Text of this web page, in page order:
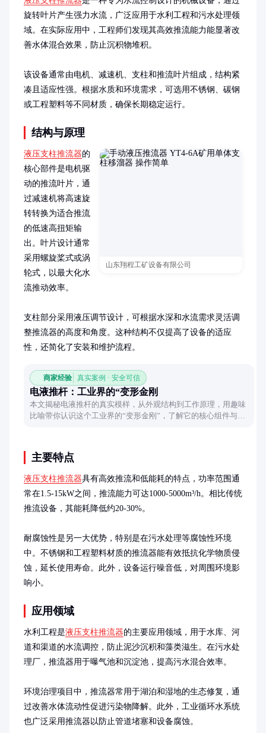
旋转叶片产生强力水流，广泛应用于水利工程和污水处理领
域。在实际应用中，工程师们发现其高效推流能力能显著改
善水体混合效果，防止沉积物堆积。
该设备通常由电机、减速机、支柱和推流叶片组成，结构紧
凑且适应性强。根据水质和环境需求，可选用不锈钢、碳钢
或工程塑料等不同材质，确保长期稳定运行。
结构与原理
山东翔程工矿设备有限公司
液压支柱推流器的
核心部件是电机驱
动的推流叶片，通
过减速机将高速旋
转转换为适合推流
的低速高扭矩输
出。叶片设计通常
采用螺旋桨式或涡
轮式，以最大化水
流推动效率。
支柱部分采用液压调节设计，可根据水深和水流需求灵活调
整推流器的高度和角度。这种结构不仅提高了设备的适应
性，还简化了安装和维护流程。
商家经验 真实案例 · 安全可信
电液推杆：工业界的“变形金刚
本文揭秘电液推杆的真实模样，从外观结构到工作原理，用趣味
比喻带你认识这个工业界的“变形金刚”，了解它的核心组件与神
主要特点
液压支柱推流器具有高效推流和低能耗的特点，功率范围通
常在1.5-15kW之间，推流能力可达1000-5000m³/h。相比传统
推流设备，其能耗降低约20-30%。
耐腐蚀性是另一大优势，特别是在污水处理等腐蚀性环境
中。不锈钢和工程塑料材质的推流器能有效抵抗化学物质侵
蚀，延长使用寿命。此外，设备运行噪音低，对周围环境影
响小。
应用领域
水利工程是液压支柱推流器的主要应用领域，用于水库、河
道和渠道的水流调控，防止泥沙沉积和藻类滋生。在污水处
理厂，推流器用于曝气池和沉淀池，提高污水混合效率。
环境治理项目中，推流器常用于湖泊和湿地的生态修复，通
过改善水体流动性促进污染物降解。此外，工业循环水系统
也广泛采用推流器以防止管道堵塞和设备腐蚀。